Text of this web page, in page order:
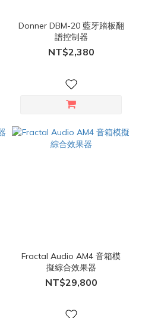
Donner DBM-20 藍牙踏板翻
譜控制器
NT$2,380
Fractal Audio AM4 音箱模
擬綜合效果器
NT$29,800